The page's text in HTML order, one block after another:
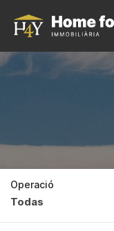
Operació
Todas